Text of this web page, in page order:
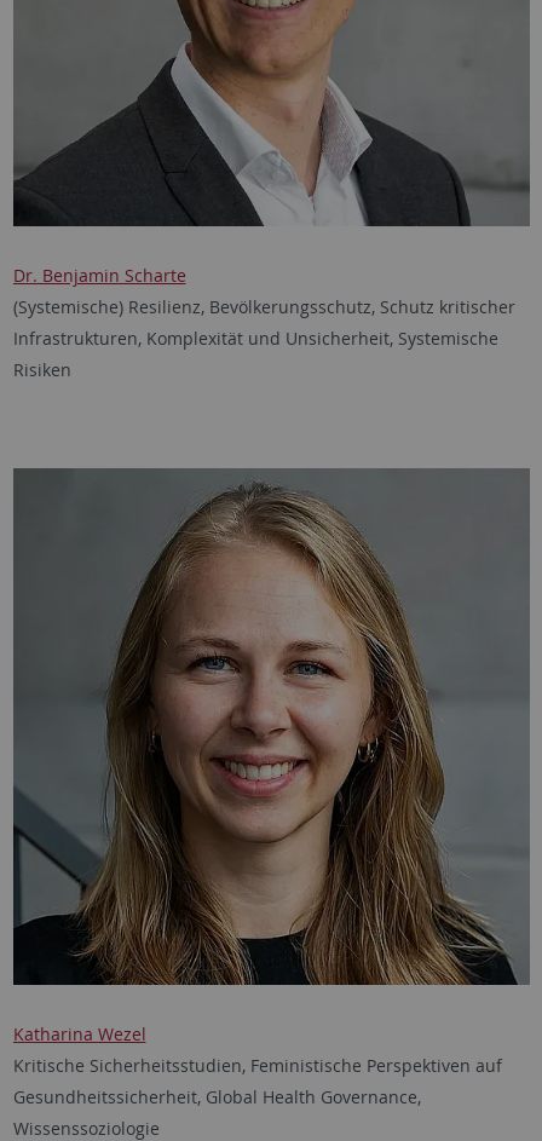
Dr. Benjamin Scharte
(Systemische) Resilienz, Bevölkerungsschutz, Schutz kritischer
Infrastrukturen, Komplexität und Unsicherheit, Systemische
Risiken
Katharina Wezel
Kritische Sicherheitsstudien, Feministische Perspektiven auf
Gesundheitssicherheit, Global Health Governance,
Wissenssoziologie